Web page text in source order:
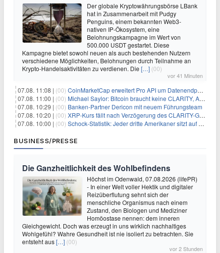
Der globale Kryptowährungsbörse LBank
hat in Zusammenarbeit mit Pudgy
Penguins, einem bekannten Web3-
nativen IP-Ökosystem, eine
Belohnungskampagne im Wert von
500.000 USDT gestartet. Diese
Kampagne bietet sowohl neuen als auch bestehenden Nutzern
verschiedene Möglichkeiten, Belohnungen durch Teilnahme an
Krypto-Handelsaktivitäten zu verdienen. Die […] (00)
vor 41 Minuten
07.08. 11:08 | (00) CoinMarketCap erweitert Pro API um Datenendpunkte für reale Vermögenswerte
07.08. 11:00 | (00) Michael Saylor: Bitcoin braucht keine CLARITY, Amerika schon
07.08. 10:29 | (00) Banken-Partner Dericon mit neuem Führungsteam
07.08. 10:20 | (00) XRP-Kurs fällt nach Verzögerung des CLARITY-Gesetzes, Analyst warnt vor schwachem August-Trend
07.08. 10:00 | (00) Schock-Statistik: Jeder dritte Amerikaner sitzt auf dem Trockenen – warum Sparen zur Luxus-Aktivität wird
BUSINESS/PRESSE
Die Ganzheitlichkeit des Wohlbefindens
Höchst im Odenwald, 07.08.2026 (lifePR)
- In einer Welt voller Hektik und digitaler
Reizüberflutung sehnt sich der
menschliche Organismus nach einem
Zustand, den Biologen und Mediziner
Homöostase nennen: dem inneren
Gleichgewicht. Doch was erzeugt in uns wirklich nachhaltiges
Wohlgefühl? Wahre Gesundheit ist nie isoliert zu betrachten. Sie
entsteht aus[…] (00)
vor 2 Stunden